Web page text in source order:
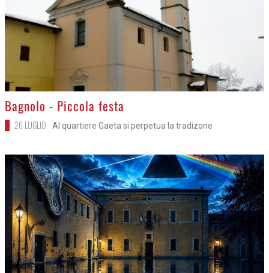
>
Bagnolo - Piccola festa
26 LUGLIO Al quartiere Gaeta si perpetua la tradizone